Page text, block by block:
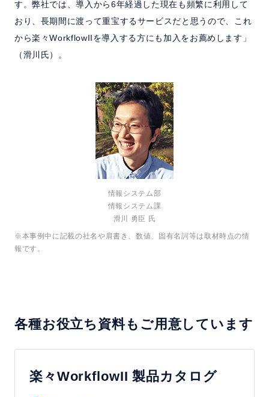
す。弊社では、導入から6年経過した現在も頻繁に利用して
おり、長期間に渡って重宝するサービスだと思うので、これ
から楽々WorkflowIIを導入する方にも加入をお薦めします」
（滑川氏）。
情報システム部
情報システム課
滑川 勇臣 氏
※本事例中に記載の社名や肩書き、数値、固有名詞等は取材時点の情
報です。
各種お役立ち資料もご用意しています
楽々WorkflowII 製品カタログ